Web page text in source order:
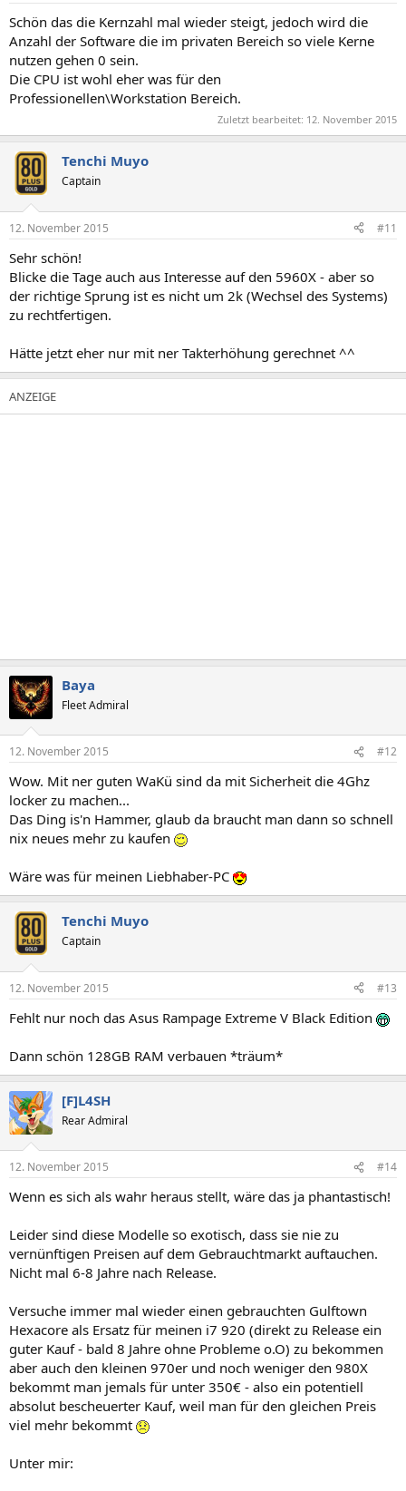
Schön das die Kernzahl mal wieder steigt, jedoch wird die
Anzahl der Software die im privaten Bereich so viele Kerne
nutzen gehen 0 sein.
Die CPU ist wohl eher was für den
Professionellen\Workstation Bereich.
Zuletzt bearbeitet: 12. November 2015
Tenchi Muyo
Captain
12. November 2015 #11
Sehr schön!
Blicke die Tage auch aus Interesse auf den 5960X - aber so
der richtige Sprung ist es nicht um 2k (Wechsel des Systems)
zu rechtfertigen.
Hätte jetzt eher nur mit ner Takterhöhung gerechnet ^^
Baya
Fleet Admiral
12. November 2015 #12
Wow. Mit ner guten WaKü sind da mit Sicherheit die 4Ghz
locker zu machen...
Das Ding is'n Hammer, glaub da braucht man dann so schnell
nix neues mehr zu kaufen
Wäre was für meinen Liebhaber-PC
Tenchi Muyo
Captain
12. November 2015 #13
Fehlt nur noch das Asus Rampage Extreme V Black Edition
Dann schön 128GB RAM verbauen *träum*
[F]L4SH
Rear Admiral
12. November 2015 #14
Wenn es sich als wahr heraus stellt, wäre das ja phantastisch!
Leider sind diese Modelle so exotisch, dass sie nie zu
vernünftigen Preisen auf dem Gebrauchtmarkt auftauchen.
Nicht mal 6-8 Jahre nach Release.
Versuche immer mal wieder einen gebrauchten Gulftown
Hexacore als Ersatz für meinen i7 920 (direkt zu Release ein
guter Kauf - bald 8 Jahre ohne Probleme o.O) zu bekommen
aber auch den kleinen 970er und noch weniger den 980X
bekommt man jemals für unter 350€ - also ein potentiell
absolut bescheuerter Kauf, weil man für den gleichen Preis
viel mehr bekommt
Unter mir: